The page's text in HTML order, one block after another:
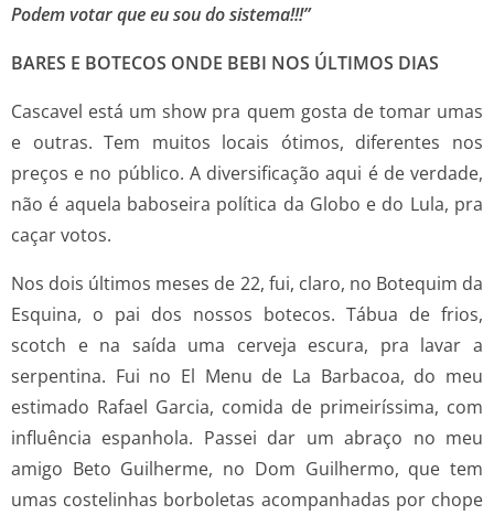
Podem votar que eu sou do sistema!!!”
BARES E BOTECOS ONDE BEBI NOS ÚLTIMOS DIAS
Cascavel está um show pra quem gosta de tomar umas
e outras. Tem muitos locais ótimos, diferentes nos
preços e no público. A diversificação aqui é de verdade,
não é aquela baboseira política da Globo e do Lula, pra
caçar votos.
Nos dois últimos meses de 22, fui, claro, no Botequim da
Esquina, o pai dos nossos botecos. Tábua de frios,
scotch e na saída uma cerveja escura, pra lavar a
serpentina. Fui no El Menu de La Barbacoa, do meu
estimado Rafael Garcia, comida de primeiríssima, com
influência espanhola. Passei dar um abraço no meu
amigo Beto Guilherme, no Dom Guilhermo, que tem
umas costelinhas borboletas acompanhadas por chope